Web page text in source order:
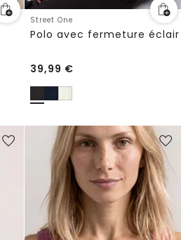
Street One
Polo avec fermeture éclair
39,99 €